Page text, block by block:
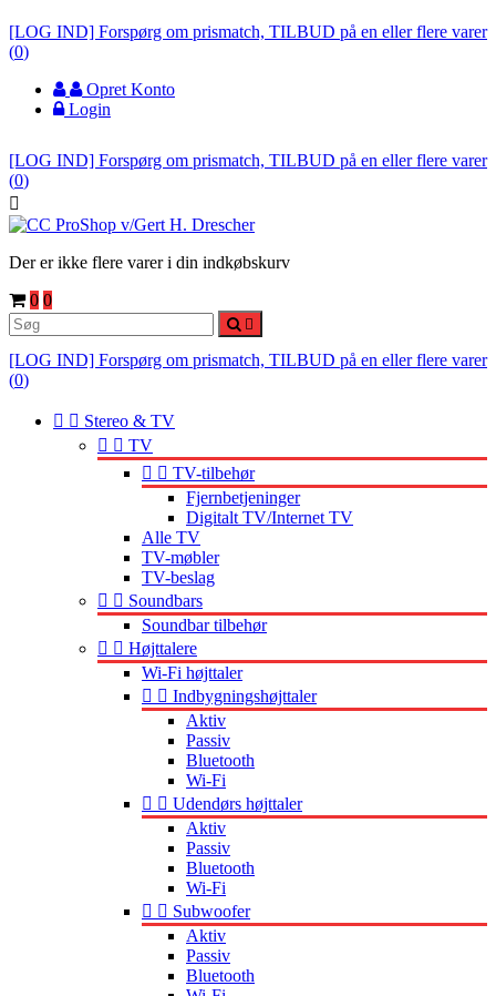
[LOG IND] Forspørg om prismatch, TILBUD på en eller flere varer
(0)
Opret Konto
Login
[LOG IND] Forspørg om prismatch, TILBUD på en eller flere varer
(0)

Der er ikke flere varer i din indkøbskurv
0 0

[LOG IND] Forspørg om prismatch, TILBUD på en eller flere varer
(0)
  Stereo & TV
  TV
  TV-tilbehør
Fjernbetjeninger
Digitalt TV/Internet TV
Alle TV
TV-møbler
TV-beslag
  Soundbars
Soundbar tilbehør
  Højttalere
Wi-Fi højttaler
  Indbygningshøjttaler
Aktiv
Passiv
Bluetooth
Wi-Fi
  Udendørs højttaler
Aktiv
Passiv
Bluetooth
Wi-Fi
  Subwoofer
Aktiv
Passiv
Bluetooth